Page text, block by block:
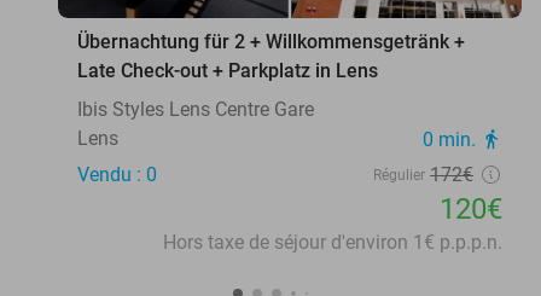
Übernachtung für 2 + Willkommensgetränk +
Late Check-out + Parkplatz in Lens
Ibis Styles Lens Centre Gare
Lens
0 min. directions_walk
Vendu : 0 Régulier 172€
120€
Hors taxe de séjour d'environ 1€ p.p.p.n.